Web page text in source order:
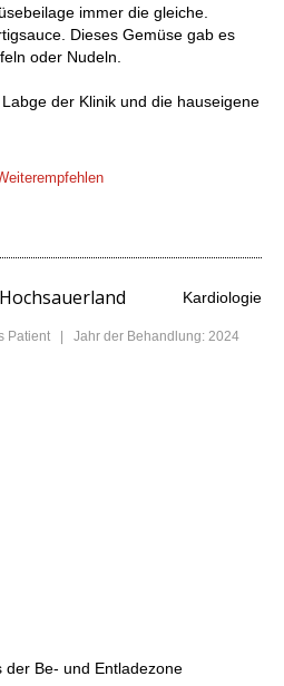
immer die gleiche.
Dieses Gemüse gab es
oder Nudeln.
der Klinik und die hauseigene
Kardiologie
Patient | Jahr der Behandlung: 2024
Be- und Entladezone